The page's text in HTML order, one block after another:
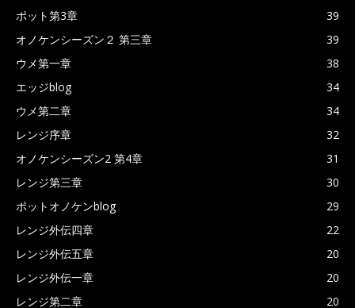
ポット第3章
39
オノケンシーズン２ 第三章
39
ウメ第一章
38
エッジblog
34
ウメ第二章
34
レンジ序章
32
オノケンシーズン2 第4章
31
レンジ第三章
30
ポットオノケンblog
29
レンジ外伝四章
22
レンジ外伝五章
20
レンジ外伝一章
20
レンジ第二章
20